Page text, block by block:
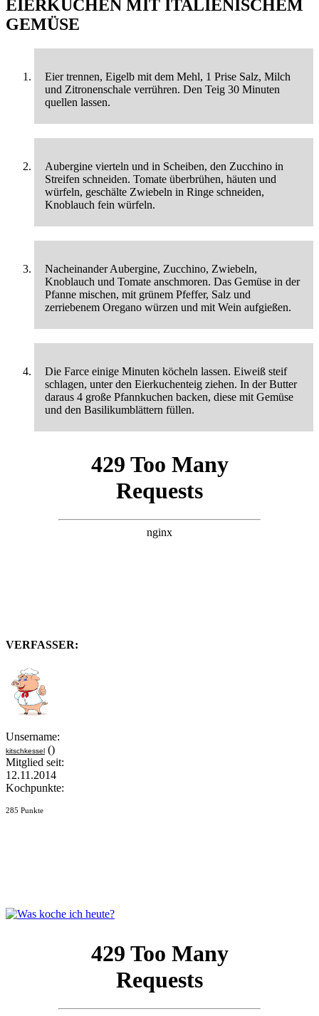
EIERKUCHEN MIT ITALIENISCHEM
GEMÜSE
Eier trennen, Eigelb mit dem Mehl, 1 Prise Salz, Milch
und Zitronenschale verrühren. Den Teig 30 Minuten
quellen lassen.
Aubergine vierteln und in Scheiben, den Zucchino in
Streifen schneiden. Tomate überbrühen, häuten und
würfeln, geschälte Zwiebeln in Ringe schneiden,
Knoblauch fein würfeln.
Nacheinander Aubergine, Zucchino, Zwiebeln,
Knoblauch und Tomate anschmoren. Das Gemüse in der
Pfanne mischen, mit grünem Pfeffer, Salz und
zerriebenem Oregano würzen und mit Wein aufgießen.
Die Farce einige Minuten köcheln lassen. Eiweiß steif
schlagen, unter den Eierkuchenteig ziehen. In der Butter
daraus 4 große Pfannkuchen backen, diese mit Gemüse
und den Basilikumblättern füllen.
VERFASSER:
Unsername:
kitschkessel
()
Mitglied seit:
12.11.2014
Kochpunkte:
285 Punkte